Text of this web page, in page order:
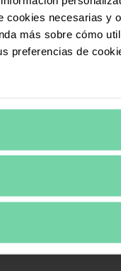
cookies necesarias
más sobre cómo
preferencias de